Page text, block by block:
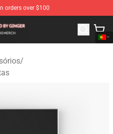
orders over $100
Official As Told By Ginger
/